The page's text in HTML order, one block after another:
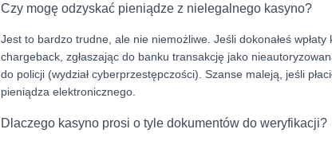
Czy mogę odzyskać pieniądze z nielegalnego kasyno?
Jest to bardzo trudne, ale nie niemożliwe. Jeśli dokonałeś
chargeback, zgłaszając do banku transakcję jako
do policji (wydział cyberprzestępczości). Szanse maleją, jeśli
pieniądza elektronicznego.
Dlaczego kasyno prosi o tyle dokumentów do weryfikacji?